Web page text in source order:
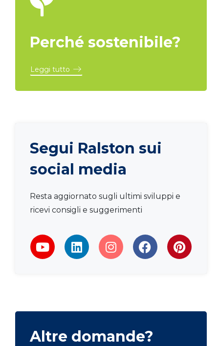
Perché sostenibile?
Leggi tutto
Segui Ralston sui
social media
Resta aggiornato sugli ultimi sviluppi e
ricevi consigli e suggerimenti
Altre domande?